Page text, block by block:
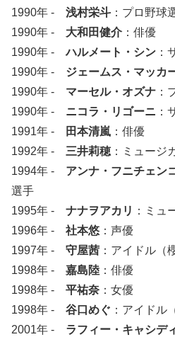
1990年 - 浅村栄斗 ：プロ野球
1990年 - 大和田健介 ：俳優
1990年 -ハルメート・シン ：
1990年 - ジェームス・マッカ
1990年 - マーセル・オズナ ：
1990年 - ニコラ・リゴーニ ：
1991年 -
田本清嵐 ：俳優
1992年 - 三井莉穂：ミュージ
1994年 - アンナ・フニチェン
選手
1995年 - ナナヲアカリ ：ミュ
1996年 - 社本悠 ：声優
1997年 - 守屋茜 ：アイドル（
1998年 - 嘉島陸 ：俳優
1998年 - 平祐奈 ：女優
1998年 - 谷口めぐ ：アイドル
2001年 - ラフィー・キャシデ